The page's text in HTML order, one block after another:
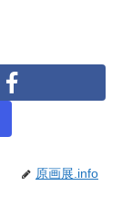
原画展.info